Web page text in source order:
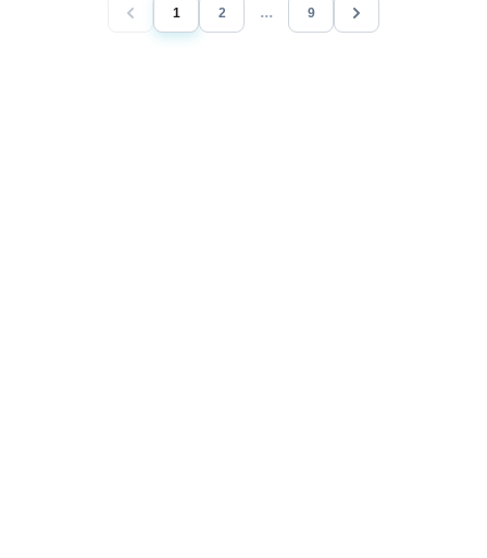
1 2 ... 9